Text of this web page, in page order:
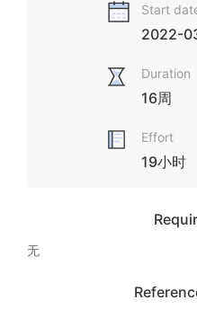
Start
2022-
Duration
16周
Effort
19小时
无